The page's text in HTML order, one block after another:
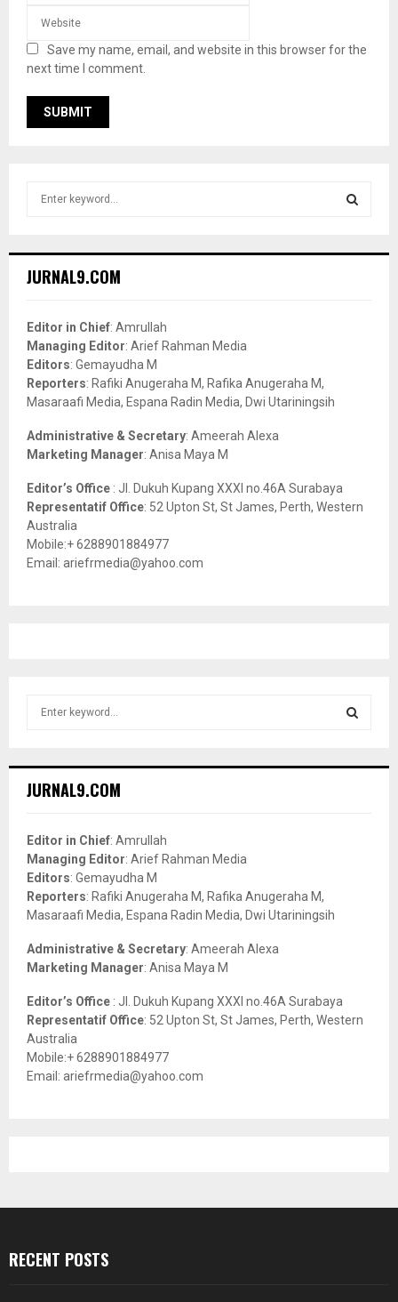
Save my name, email, and website in this browser for the
next time I comment.
h
o
r
:
JURNAL9.COM
Editor in Chief: Amrullah
Managing Editor: Arief Rahman Media
Editors: Gemayudha M
Reporters: Rafiki Anugeraha M, Rafika Anugeraha M,
Masaraafi Media, Espana Radin Media, Dwi Utariningsih
Administrative & Secretary: Ameerah Alexa
Marketing Manager: Anisa Maya M
Editor’s Office : Jl. Dukuh Kupang XXXI no.46A Surabaya
Representatif Office: 52 Upton St, St James, Perth, Western
Australia
Mobile:+ 6288901884977
Email: ariefrmedia@yahoo.com
h
o
r
:
JURNAL9.COM
Editor in Chief: Amrullah
Managing Editor: Arief Rahman Media
Editors: Gemayudha M
Reporters: Rafiki Anugeraha M, Rafika Anugeraha M,
Masaraafi Media, Espana Radin Media, Dwi Utariningsih
Administrative & Secretary: Ameerah Alexa
Marketing Manager: Anisa Maya M
Editor’s Office : Jl. Dukuh Kupang XXXI no.46A Surabaya
Representatif Office: 52 Upton St, St James, Perth, Western
Australia
Mobile:+ 6288901884977
Email: ariefrmedia@yahoo.com
RECENT POSTS